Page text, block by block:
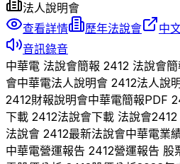
法人說明會
查看詳情
歷年法說會 中
音訊錄音
中華電 法說會簡報 2412 法說會簡
會中華電法人說明會 2412法人說
2412財報說明會中華電簡報PDF
下載 2412法說會下載 法說會2412
法說會 2412最新法說會中華電業
中華電營運報告 2412營運報告 股